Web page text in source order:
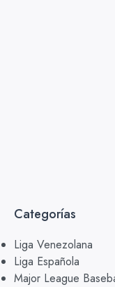
Categorías
Liga Venezolana
Liga Española
Major League